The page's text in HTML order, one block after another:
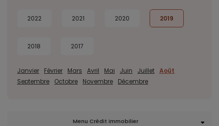
2022 2021 2020 2019
2018 2017
Janvier Février Mars Avril Mai Juin Juillet Août
Septembre
Octobre Novembre Décembre
Menu Crédit immobilier